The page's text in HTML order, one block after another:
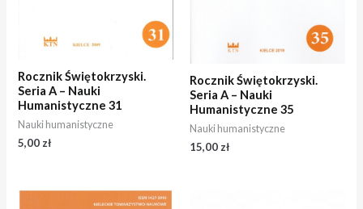
Rocznik Świętokrzyski.
Seria A – Nauki
Humanistyczne 31
Nauki humanistyczne
5,00 zł
Rocznik Świętokrzyski.
Seria A – Nauki
Humanistyczne 35
Nauki humanistyczne
15,00 zł